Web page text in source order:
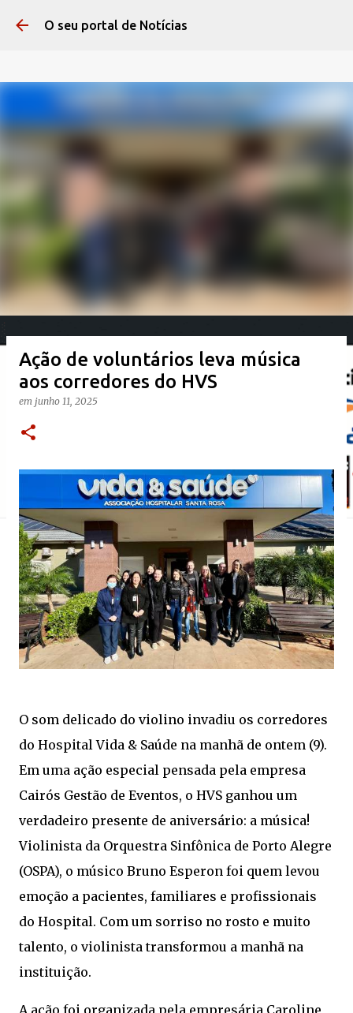
O seu portal de Notícias
Ação de voluntários leva música
aos corredores do HVS
em junho 11, 2025
O som delicado do violino invadiu os corredores
do Hospital Vida & Saúde na manhã de ontem (9).
Em uma ação especial pensada pela empresa
Cairós Gestão de Eventos, o HVS ganhou um
verdadeiro presente de aniversário: a música!
Violinista da Orquestra Sinfônica de Porto Alegre
(OSPA), o músico Bruno Esperon foi quem levou
emoção a pacientes, familiares e profissionais
do Hospital. Com um sorriso no rosto e muito
talento, o violinista transformou a manhã na
instituição.